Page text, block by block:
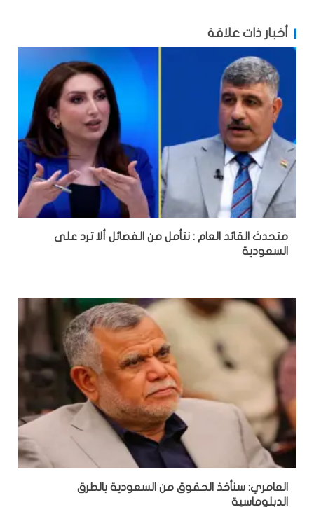
أخبار ذات علاقة
متحدث القائد العام : نتأمل من الفصائل ألا ترد على
السعودية
العامري: سنأخذ الحقوق من السعودية بالطرق
الدبلوماسية